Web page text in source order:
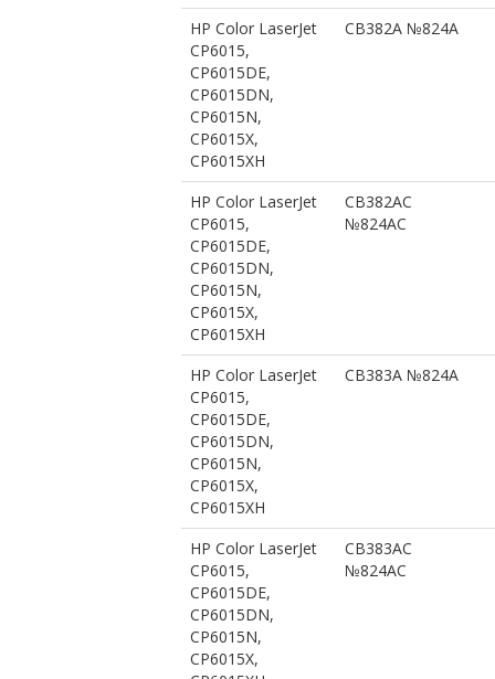
HP Color LaserJet
CP6015,
CP6015DE,
CP6015DN,
CP6015N,
CP6015X,
CP6015XH
CB382A №824A
HP Color LaserJet
CP6015,
CP6015DE,
CP6015DN,
CP6015N,
CP6015X,
CP6015XH
CB382AC
№824AC
HP Color LaserJet
CP6015,
CP6015DE,
CP6015DN,
CP6015N,
CP6015X,
CP6015XH
CB383A №824A
HP Color LaserJet
CP6015,
CP6015DE,
CP6015DN,
CP6015N,
CP6015X,
CB383AC
№824AC